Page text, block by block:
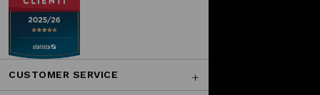
CUSTOMER SERVICE